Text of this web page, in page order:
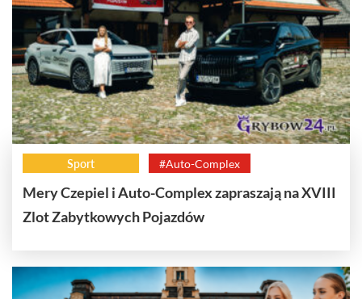
Sport #Auto-Complex
Mery Czepiel i Auto-Complex zapraszają na XVIII
Zlot Zabytkowych Pojazdów